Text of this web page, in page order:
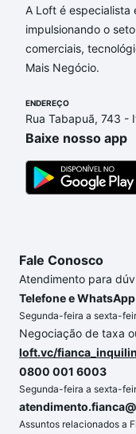
A Loft é especialista
impulsionando o
comerciais,
Mais Negócio.
ENDEREÇO
Rua Tabapuã, 743 -
Baixe nosso app
Fale Conosco
Atendimento para
Telefone e
Segunda-feira a sexta-
Negociação de taxa
loft.vc/
0800 001 6003
Segunda-feira a sexta-
Assuntos relacionados a